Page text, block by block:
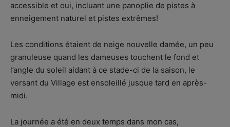
accessible et oui, incluant une panoplie de pistes à
enneigement naturel et pistes extrêmes!
Les conditions étaient de neige nouvelle damée, un peu
granuleuse quand les dameuses touchent le fond et
l’angle du soleil aidant à ce stade-ci de la saison, le
versant du Village est ensoleillé jusque tard en après-
midi.
La journée a été en deux temps dans mon cas,